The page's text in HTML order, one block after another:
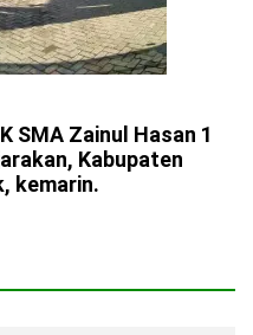
SMA Zainul Hasan 1
Kabupaten
kemarin.